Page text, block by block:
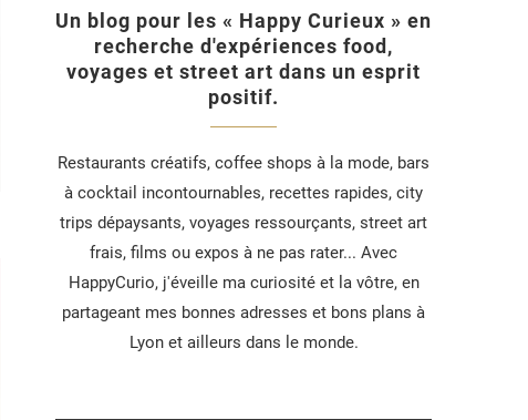
Un blog pour les « Happy Curieux » en
recherche d'expériences food,
voyages et street art dans un esprit
positif.
Restaurants créatifs, coffee shops à la mode, bars
à cocktail incontournables, recettes rapides, city
trips dépaysants, voyages ressourçants, street art
frais, films ou expos à ne pas rater... Avec
HappyCurio, j'éveille ma curiosité et la vôtre, en
partageant mes bonnes adresses et bons plans à
Lyon et ailleurs dans le monde.